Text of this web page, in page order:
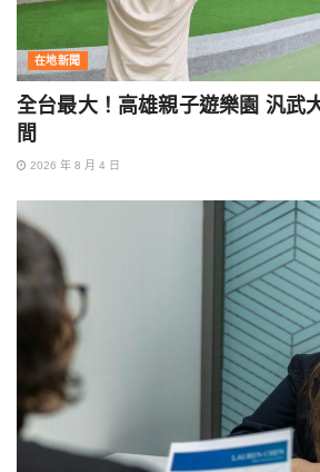
在地新聞
全台最大！高雄親子遊樂園 汎武
間
2026 年 8 月 4 日